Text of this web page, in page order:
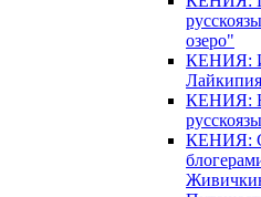
озеро"
КЕНИЯ:
КЕНИЯ:
КЕНИЯ: